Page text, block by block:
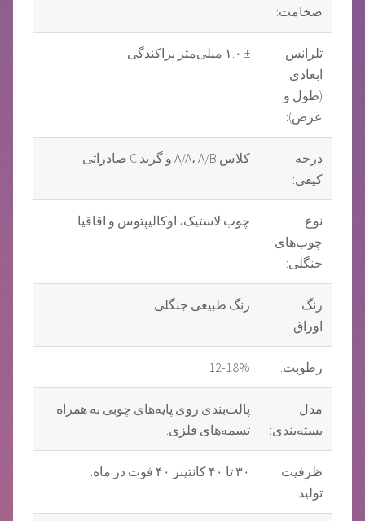
ضخامت:
تلرانس
ابعادی
(طول و
عرض):
± ۱.۰ میلی‌متر پراکندگی
درجه
کیفی:
کلاس A/A، A/B و گرید C صادراتی
نوع
چوب‌های
جنگلی:
چوب لاستیک، اوکالیپتوس و اقاقیا
رنگ
اوراق:
رنگ طبیعی جنگلی
رطوبت: 12-18%
مدل
بسته‌بندی:
پالت‌بندی روی پایه‌های چوبی به همراه
تسمه‌های فلزی.
ظرفیت
تولید:
۳۰ تا ۴۰ کانتینر ۴۰ فوت در ماه.